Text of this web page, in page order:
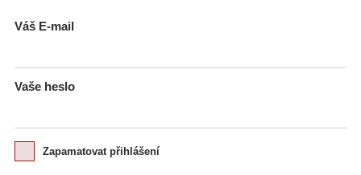
Váš E-mail
Vaše heslo
Zapamatovat přihlášení